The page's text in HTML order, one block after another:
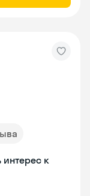
интерес к